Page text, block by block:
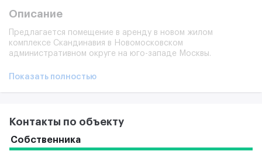
Описание
Предлагается помещение в аренду в новом жилом
комплексе Скандинавия в Новомосковском
административном округе на юго-западе Москвы.
Более 60000 человек будут проживать здесь, что
Разрешенная электрическая мощность 28,6кВт с
возможностью увеличения.
Показать полностью
Контакты по объекту
Собственника